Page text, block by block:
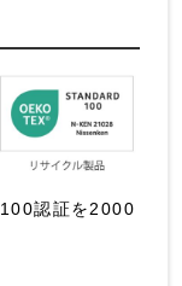
認証を2000